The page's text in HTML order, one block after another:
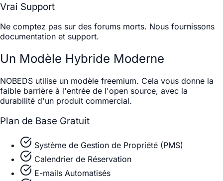
Vrai Support
Ne comptez pas sur des forums morts. Nous fournissons
documentation et support.
Un Modèle Hybride Moderne
NOBEDS utilise un modèle freemium. Cela vous donne la
faible barrière à l'entrée de l'open source, avec la
durabilité d'un produit commercial.
Plan de Base Gratuit
Système de Gestion de Propriété (PMS)
Calendrier de Réservation
E-mails Automatisés